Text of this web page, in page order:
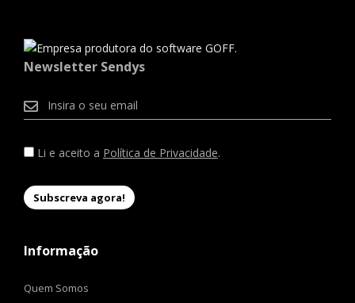
Newsletter Sendys
Li e aceito a Política de Privacidade.
Informação
Quem Somos